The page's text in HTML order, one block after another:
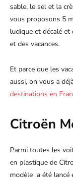
sable, le sel et la
vous proposons 5
ludique et décalé
et des vacances.
Et parce que les
aussi, on vous a
destinations en
Citroën
Parmi toutes les
en plastique de
modèle a été lancé